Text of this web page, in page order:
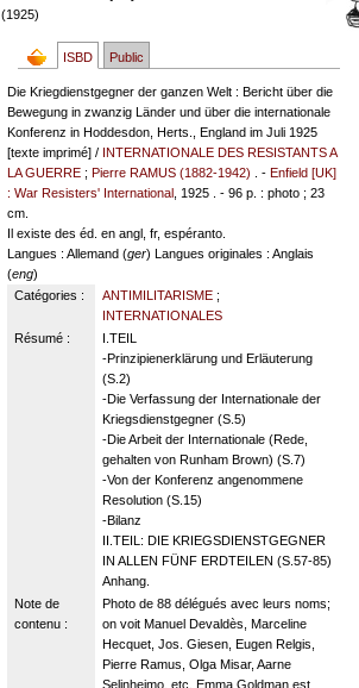
(1925)
ISBD Public
Die Kriegdienstgegner der ganzen Welt : Bericht über die
Bewegung in zwanzig Länder und über die internationale
Konferenz in Hoddesdon, Herts., England im Juli 1925
[texte imprimé] / INTERNATIONALE DES RESISTANTS A
LA GUERRE ;Pierre RAMUS (1882-1942) . -Enfield [UK]
: War Resisters' International , 1925 . - 96 p. : photo ; 23
cm.
Il existe des éd. en angl, fr, espéranto.
Langues : Allemand (ger)Langues originales : Anglais
(eng)
Catégories :
ANTIMILITARISME;
INTERNATIONALES
Résumé :
I.TEIL
-Prinzipienerklärung und Erläuterung
(S.2)
-Die Verfassung der Internationale der
Kriegsdienstgegner (S.5)
-Die Arbeit der Internationale (Rede,
gehalten von Runham Brown) (S.7)
-Von der Konferenz angenommene
Resolution (S.15)
-Bilanz
II.TEIL: DIE KRIEGSDIENSTGEGNER
IN ALLEN FÜNF ERDTEILEN (S.57-85)
Anhang.
Note de
contenu :
Photo de 88 délégués avec leurs noms;
on voit Manuel Devaldès, Marceline
Hecquet, Jos. Giesen, Eugen Relgis,
Pierre Ramus, Olga Misar, Aarne
Selinheimo, etc. Emma Goldman est